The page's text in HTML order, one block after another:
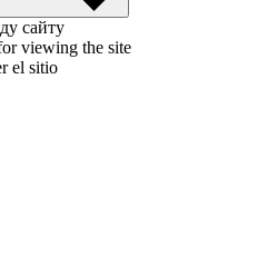
сайту
viewing the site
el sitio